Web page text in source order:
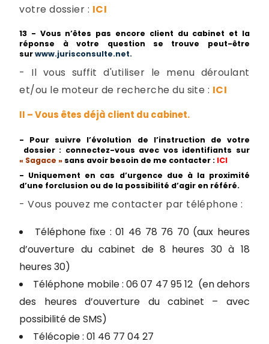
votre dossier : ICI
13 - Vous n’êtes pas encore client du cabinet et la
réponse à votre question se trouve peut-être
surwww.jurisconsulte.net.
- Il vous suffit d'utiliser le menu déroulant
et/ou le moteur de recherche du site : ICI
II – Vous êtes déjà client du cabinet.
- Pour suivre l’évolution de l’instruction de votre
dossier : connectez-vous avec vos identifiants sur
« Sagace » sans avoir besoin de me contacter : ICI
- Uniquement en cas d’urgence due à la proximité
d’une forclusion ou de la possibilité d’agir en référé.
- Vous pouvez me contacter par téléphone :
Téléphone fixe : 01 46 78 76 70 (aux heures
d’ouverture du cabinet de 8 heures 30 à 18
heures 30)
Téléphone mobile : 06 07 47 95 12 (en dehors
des heures d’ouverture du cabinet – avec
possibilité de SMS)
Télécopie : 01 46 77 04 27